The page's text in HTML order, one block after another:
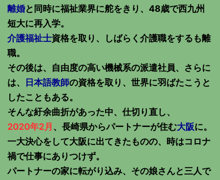
離婚と同時に福祉業界に舵をきり、48歳で西九州
短大に再入学。
介護福祉士資格を取り、しばらく介護職をするも離
職。
その後は、自由度の高い機械系の派遣社員、さらに
は、
日本語教師の資格を取り、世界に羽ばたこうと
したこともある。
そんな紆余曲折があった中、仕切り直し、
2020年2月 、長崎県からパートナーが住む大阪に。
一大決心をして大阪に出てきたものの、時はコロナ
禍で仕事にありつけず。
パートナーの家に転がり込み、その娘さんと三人で